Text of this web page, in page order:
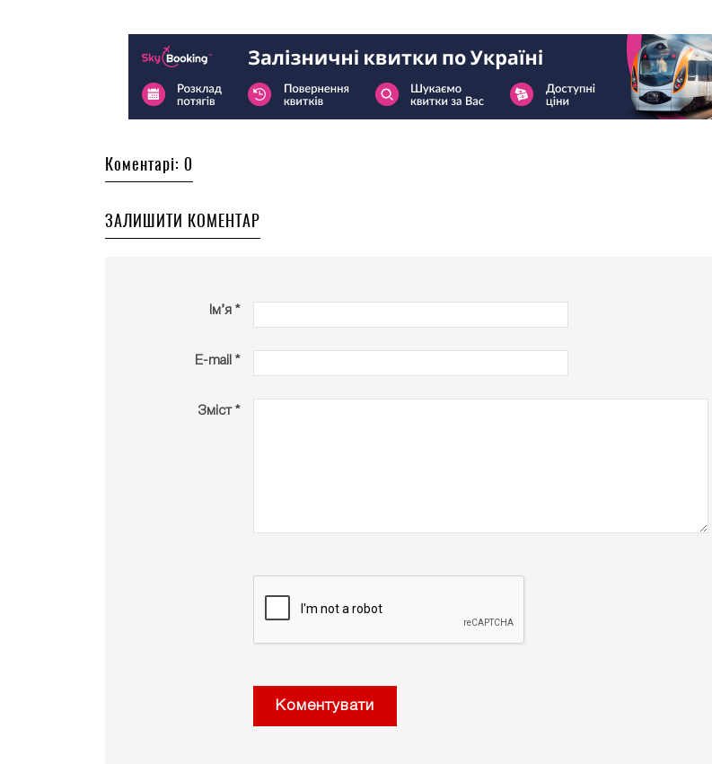
Коментарі: 0
ЗАЛИШИТИ КОМЕНТАР
Ім’я *
E-mail *
Зміст *
Коментувати